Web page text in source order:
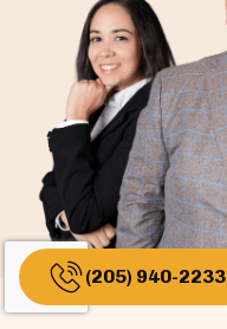
(205) 940-2233